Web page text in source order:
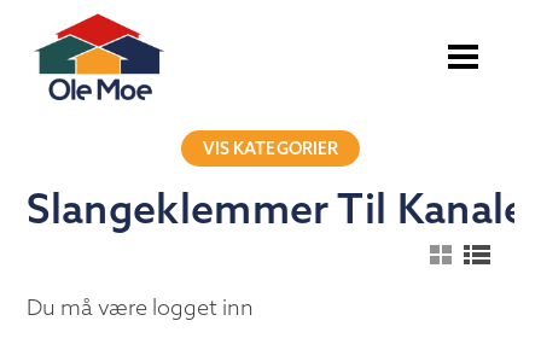
VIS KATEGORIER
Slangeklemmer Til
Du må være logget inn